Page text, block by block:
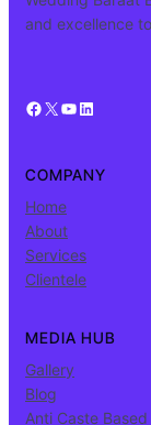
and excellence
Facebook X YouTube LinkedIn
COMPANY
Home
About
Services
Clientele
MEDIA HUB
Gallery
Blog
Anti Caste Based